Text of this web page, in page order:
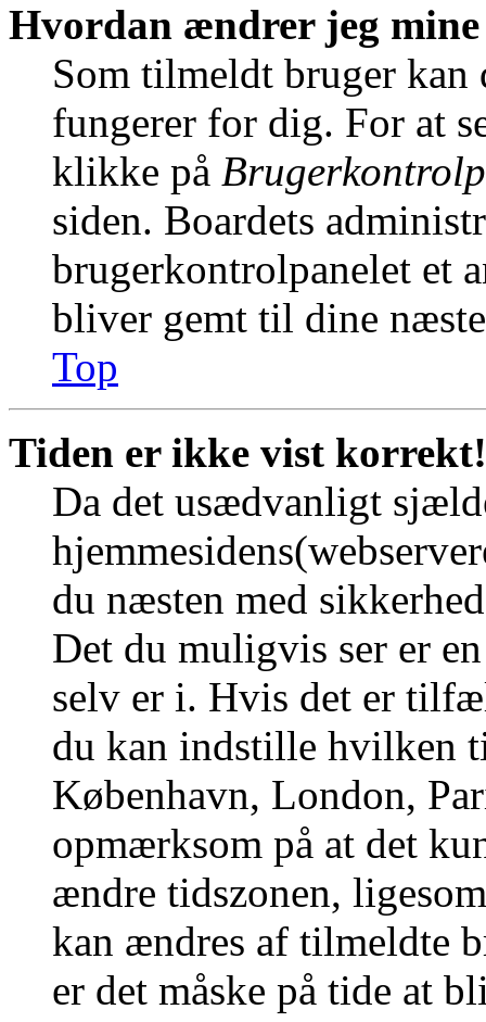
Hvordan ændrer jeg
Som tilmeldt bruger kan
fungerer for dig. For at
klikke på
siden. Boardets
brugerkontrolpanelet et
bliver gemt til dine
Top
Tiden er ikke vist korrekt!
Da det usædvanligt
du næsten med
Det du muligvis ser er
selv er i. Hvis det er
du kan indstille hvilken
København, London,
opmærksom på at det
ændre tidszonen,
kan ændres af tilmeldte
er det måske på tide at